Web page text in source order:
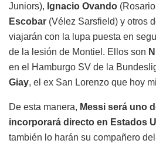
Juniors), Ignacio Ovando
Escobar (Vélez Sarsfield) y otros
viajarán con la lupa puesta en
de la lesión de Montiel. Ellos son
en el Hamburgo SV de la
Giay, el ex San Lorenzo que hoy
De esta manera, Messi será uno
incorporará directo en Estados
también lo harán su compañero